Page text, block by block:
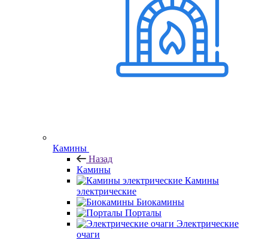
Камины
Назад
Камины
Камины
электрические
Биокамины
Порталы
Электрические
очаги